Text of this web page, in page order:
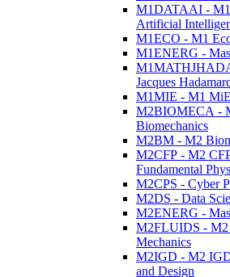
M1DATAAI - M1
Artificial
M1ECO - M1
M1ENERG -
Jacques
M1MIE - M1
M2BIOMECA -
Biomechanics
M2BM - M2
M2CFP - M2
Fundamental
M2CPS - Cyber
M2DS - Data
M2ENERG -
M2FLUIDS - M2
Mechanics
M2IGD - M2
and Design